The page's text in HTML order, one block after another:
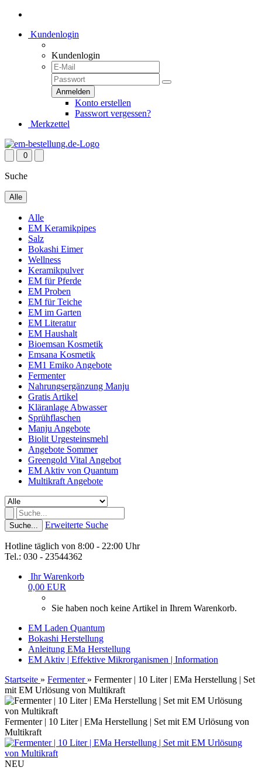
Kundenlogin
Kundenlogin
Konto erstellen
Passwort vergessen?
Merkzettel
0
Suche
Alle
Alle
EM Keramikpipes
Salz
Bokashi Eimer
Wellness
Keramikpulver
EM für Pferde
EM Proben
EM für Teiche
EM im Garten
EM Literatur
EM Haushalt
Bioemsan Kosmetik
Emsana Kosmetik
EM1 Emiko Angebote
Fermenter
Nahrungsergänzung Manju
Gratis Artikel
Kläranlage Abwasser
Sprühflaschen
Manju Angebote
Biolit Urgesteinsmehl
Angebote Sommer
Greengold Vital Angebot
EM Aktiv von Quantum
Multikraft Angebote
Suche... Erweiterte Suche
Hotline täglich von 8:00 - 22:00 Uhr
Tel.: 030 - 23544362
Ihr Warenkorb
0,00 EUR
Sie haben noch keine Artikel in Ihrem Warenkorb.
EM Laden Quantum
Bokashi Herstellung
Anleitung EMa Herstellung
EM Aktiv | Effektive Mikrorganismen | Information
Startseite » Fermenter » Fermenter | 10 Liter | EMa Herstellung | Set
mit EM Urlösung von Multikraft
Fermenter | 10 Liter | EMa Herstellung | Set mit EM Urlösung von
Multikraft
NEU